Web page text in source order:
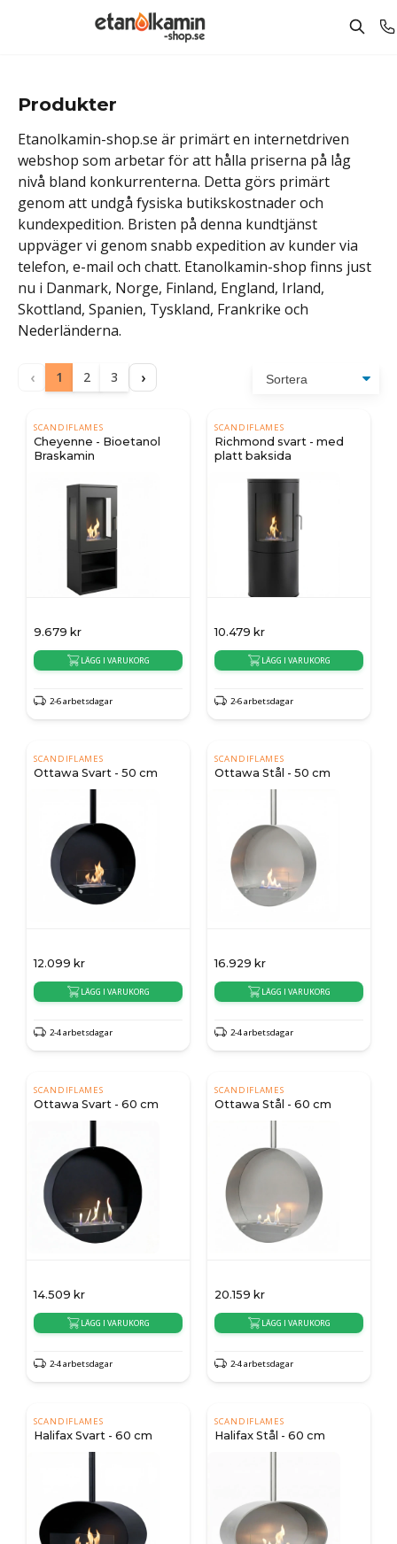
Produkter
Etanolkamin-shop.se är primärt en internetdriven
webshop som arbetar för att hålla priserna på låg
nivå bland konkurrenterna. Detta görs primärt
genom att undgå fysiska butikskostnader och
kundexpedition. Bristen på denna kundtjänst
uppväger vi genom snabb expedition av kunder via
telefon, e-mail och chatt. Etanolkamin-shop finns just
nu i Danmark, Norge, Finland, England, Irland,
Skottland, Spanien, Tyskland, Frankrike och
Nederländerna.
‹ 1 2 3 ›
SCANDIFLAMES
Cheyenne - Bioetanol
Braskamin
9.679 kr
LÄGG I VARUKORG
2-6 arbetsdagar
SCANDIFLAMES
Richmond svart - med
platt baksida
10.479 kr
LÄGG I VARUKORG
2-6 arbetsdagar
SCANDIFLAMES
Ottawa Svart - 50 cm
12.099 kr
LÄGG I VARUKORG
2-4 arbetsdagar
SCANDIFLAMES
Ottawa Stål - 50 cm
16.929 kr
LÄGG I VARUKORG
2-4 arbetsdagar
SCANDIFLAMES
Ottawa Svart - 60 cm
14.509 kr
LÄGG I VARUKORG
2-4 arbetsdagar
SCANDIFLAMES
Ottawa Stål - 60 cm
20.159 kr
LÄGG I VARUKORG
2-4 arbetsdagar
SCANDIFLAMES
Halifax Svart - 60 cm
SCANDIFLAMES
Halifax Stål - 60 cm